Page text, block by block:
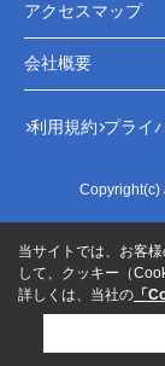
アクセスマップ
会社概要
利用規約 プライ
Copyright(c)
当サイトでは、お客
して、クッキー（
詳しくは、当社の 「